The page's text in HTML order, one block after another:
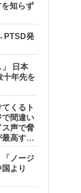
知らず
発
日本
十年先を
くるト
で間違い
声で脅
高すぎ
「ノージ
より